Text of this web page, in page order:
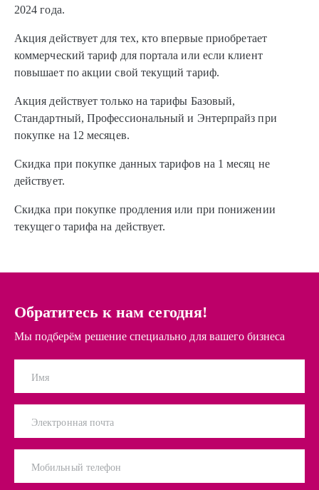
2024 года.
Акция действует для тех, кто впервые приобретает
коммерческий тариф для портала или если клиент
повышает по акции свой текущий тариф.
Акция действует только на тарифы Базовый,
Стандартный, Профессиональный и Энтерпрайз при
покупке на 12 месяцев.
Скидка при покупке данных тарифов на 1 месяц не
действует.
Скидка при покупке продления или при понижении
текущего тарифа на действует.
Обратитесь к нам сегодня!
Мы подберём решение специально для вашего бизнеса
Имя
Электронная почта
Мобильный телефон